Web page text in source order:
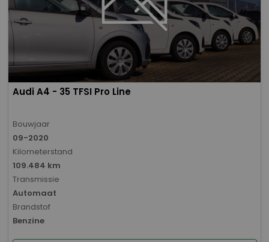
Audi A4 - 35 TFSI Pro Line
Bouwjaar
09-2020
Kilometerstand
109.484 km
Transmissie
Automaat
Brandstof
Benzine